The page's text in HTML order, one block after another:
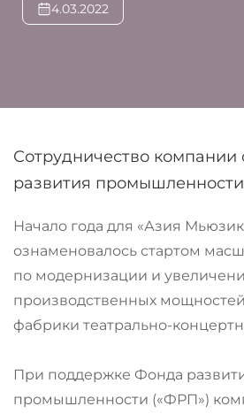
4.03.2022
Сотрудничество
развития
Начало года для «Азия
ознаменовалось стартом
по модернизации и
производственных
фабрики театрально-
При поддержке Фонда
промышленности («ФРП»)